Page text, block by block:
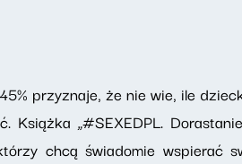
przyznaje, że nie wie, ile
„#SEXEDPL.
chcą świadomie wspierać